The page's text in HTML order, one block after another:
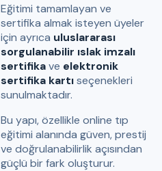
Eğitimi tamamlayan ve
sertifika almak isteyen üyeler
için ayrıca uluslararası
sorgulanabilir ıslak imzalı
sertifikave elektronik
sertifika kartıseçenekleri
sunulmaktadır.
Bu yapı, özellikle online tıp
eğitimi alanında güven, prestij
ve doğrulanabilirlik açısından
güçlü bir fark oluşturur.